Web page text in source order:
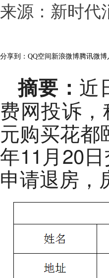
来源：新时
分享到： QQ空间 新浪微博腾讯微博
摘要： 近
费网投诉
元购买花都
年11月20
申请退房，